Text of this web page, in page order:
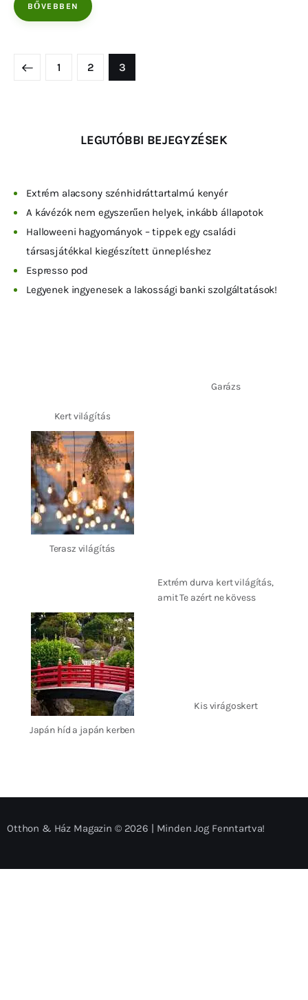
BŐVEBBEN
1 2 3
LEGUTÓBBI BEJEGYZÉSEK
Extrém alacsony szénhidráttartalmú kenyér
A kávézók nem egyszerűen helyek, inkább állapotok
Halloweeni hagyományok – tippek egy családi
társasjátékkal kiegészített ünnepléshez
Espresso pod
Legyenek ingyenesek a lakossági banki szolgáltatások!
Kert világítás
Garázs
Terasz világítás
Extrém durva kert világítás,
amit Te azért ne kövess
Japán híd a japán kerben
Kis virágoskert
Otthon & Ház Magazin © 2026 | Minden Jog Fenntartva!